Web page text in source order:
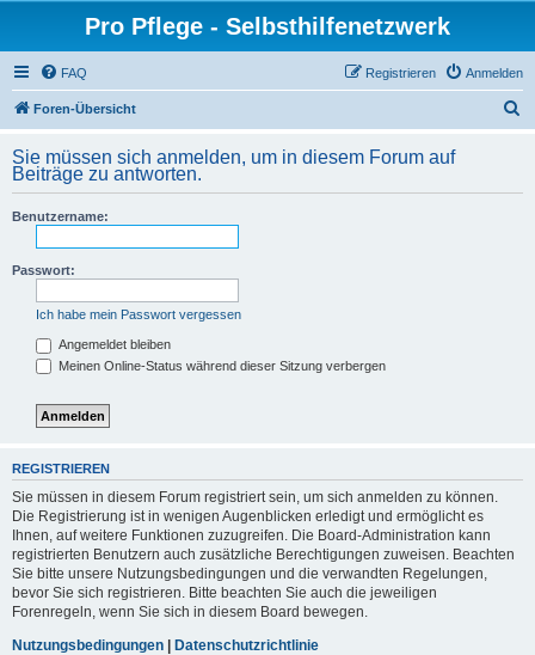
Pro Pflege - Selbsthilfenetzwerk
FAQ Anmelden
Registrieren
Foren-Übersicht
h
Sie müssen sich anmelden, um in diesem Forum auf
Beiträge zu antworten.
Benutzername:
Passwort:
Ich habe mein Passwort vergessen
Angemeldet bleiben
Meinen Online-Status während dieser Sitzung verbergen
REGISTRIEREN
Sie müssen in diesem Forum registriert sein, um sich anmelden zu können.
Die Registrierung ist in wenigen Augenblicken erledigt und ermöglicht es
Ihnen, auf weitere Funktionen zuzugreifen. Die Board-Administration kann
registrierten Benutzern auch zusätzliche Berechtigungen zuweisen. Beachten
Sie bitte unsere Nutzungsbedingungen und die verwandten Regelungen,
bevor Sie sich registrieren. Bitte beachten Sie auch die jeweiligen
Forenregeln, wenn Sie sich in diesem Board bewegen.
Nutzungsbedingungen | Datenschutzrichtlinie